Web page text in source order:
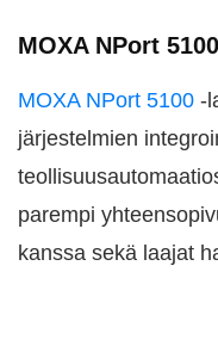
MOXA NPort 5100
MOXA NPort 5100 -
järjestelmien
parempi
kanssa sekä laajat